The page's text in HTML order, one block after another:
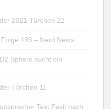
2021 Türchen 22
493 – Nerd News
Sphero sucht ein
Türchen 11
Test Fazit nach